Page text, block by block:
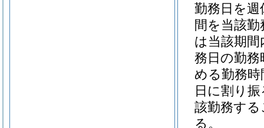
勤務日を
間を当該
は当該期
務日の勤
める勤務
日に割り
該勤務す
る。